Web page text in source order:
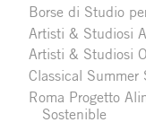
Borse di Studio
Artisti & Studiosi
Artisti & Studiosi
Classical Summer
Roma Progetto
Sostenible